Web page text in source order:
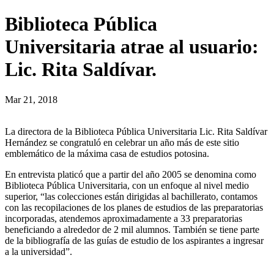
Biblioteca Pública
Universitaria atrae al usuario:
Lic. Rita Saldívar.
Mar 21, 2018
La directora de la Biblioteca Pública Universitaria Lic. Rita Saldívar
Hernández se congratuló en celebrar un año más de este sitio
emblemático de la máxima casa de estudios potosina.
En entrevista platicó que a partir del año 2005 se denomina como
Biblioteca Pública Universitaria, con un enfoque al nivel medio
superior, “las colecciones están dirigidas al bachillerato, contamos
con las recopilaciones de los planes de estudios de las preparatorias
incorporadas, atendemos aproximadamente a 33 preparatorias
beneficiando a alrededor de 2 mil alumnos. También se tiene parte
de la bibliografía de las guías de estudio de los aspirantes a ingresar
a la universidad”.